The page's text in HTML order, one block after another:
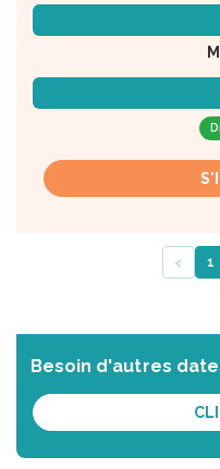
‹ 1
Besoin d'autres